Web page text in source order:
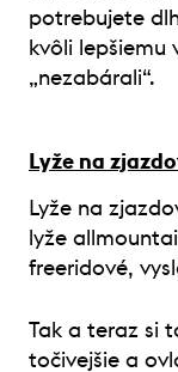
potrebujete
kvôli lepšiemu
„nezabárali“.
Lyže na
Lyže na
lyže
freeridové,
Tak a teraz si
točivejšie a